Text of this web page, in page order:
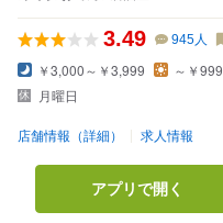
3.49 945人
￥3,000～￥3,999
～￥999
月曜日
店舗情報（詳細） 求人情報
アプリで開く